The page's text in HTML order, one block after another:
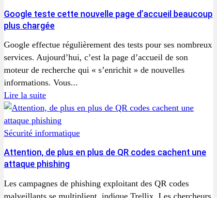
Google teste cette nouvelle page d’accueil beaucoup
plus chargée
Google effectue régulièrement des tests pour ses nombreux
services. Aujourd’hui, c’est la page d’accueil de son
moteur de recherche qui « s’enrichit » de nouvelles
informations. Vous...
Lire la suite
Sécurité informatique
Attention, de plus en plus de QR codes cachent une
attaque phishing
Les campagnes de phishing exploitant des QR codes